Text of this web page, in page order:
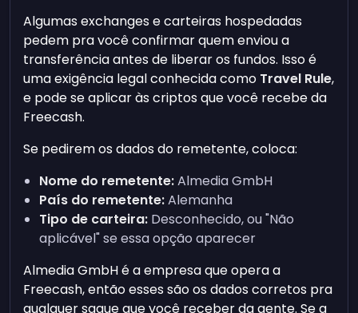
Algumas exchanges e carteiras hospedadas
pedem pra você confirmar quem enviou a
transferência antes de liberar os fundos. Isso é
uma exigência legal conhecida como Travel Rule,
e pode se aplicar às criptos que você recebe da
Freecash.
Se pedirem os dados do remetente, coloca:
Nome do remetente:Almedia GmbH
País do remetente:Alemanha
Tipo de carteira: Desconhecido, ou "Não
aplicável" se essa opção aparecer
Almedia GmbH é a empresa que opera a
Freecash, então esses são os dados corretos pra
qualquer saque que você receber da gente. Se a